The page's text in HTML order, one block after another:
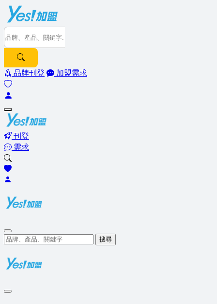
品牌刊登 加盟需求
刊登
需求
搜尋